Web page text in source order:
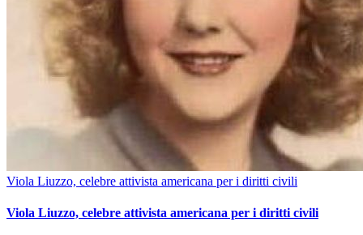
Viola Liuzzo, celebre attivista americana per i diritti civili
Viola Liuzzo, celebre attivista americana per i diritti civili